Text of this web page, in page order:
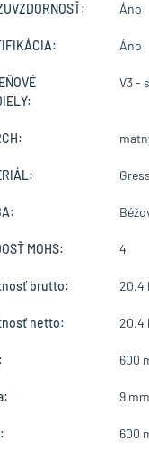
Áno
Áno
V3 -
Gress
MOHS: 4
brutto: 20.4
netto: 20.4
600
9 mm
600